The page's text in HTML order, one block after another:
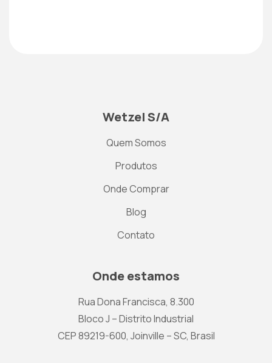
Wetzel S/A
Quem Somos
Produtos
Onde Comprar
Blog
Contato
Onde estamos
Rua Dona Francisca, 8.300
Bloco J – Distrito Industrial
CEP 89219-600, Joinville – SC, Brasil